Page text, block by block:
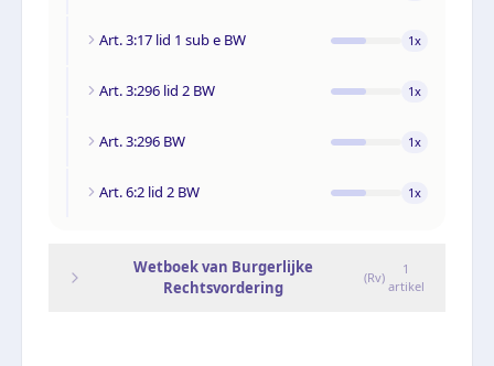
Art. 3:17 lid 1 sub e BW 1x
Art. 3:296 lid 2 BW 1x
Art. 3:296 BW 1x
Art. 6:2 lid 2 BW 1x
Wetboek van Burgerlijke
Rechtsvordering
(Rv)
1
artikel